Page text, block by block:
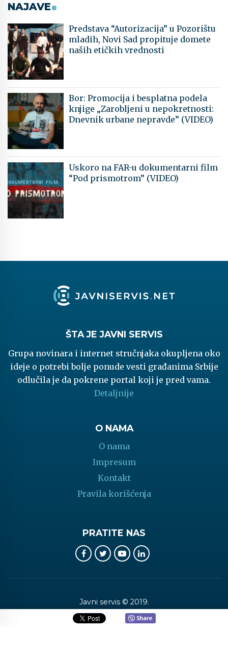
NAJAVE
Predstava “Autorizacija” u Pozorištu
mladih, Novi Sad propituje domete
naših etičkih vrednosti
Bor: Promocija i besplatna podela
knjige „Zarobljeni u nepokretnosti:
Dnevnik urbane nepravde” (VIDEO)
Uskoro na FAR-u dokumentarni film
“Pod prismotrom” (VIDEO)
ŠTA JE JAVNI SERVIS
Grupa novinara i internet stručnjaka okupljena oko
ideje o potrebi bolje ponude vesti građanima Srbije
odlučila je da pokrene portal koji je pred vama.
Detaljnije
O NAMA
O nama
Impresum
Kontakt
Pravila korišćenja
PRATITE NAS
Javni servis © 2019.